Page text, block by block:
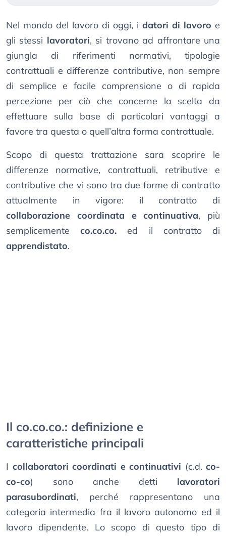
Nel mondo del lavoro di oggi, i datori di lavoro e
gli stessi lavoratori, si trovano ad affrontare una
giungla di riferimenti normativi, tipologie
contrattuali e differenze contributive, non sempre
di semplice e facile comprensione o di rapida
percezione per ciò che concerne la scelta da
effettuare sulla base di particolari vantaggi a
favore tra questa o quell’altra forma contrattuale.
Scopo di questa trattazione sara scoprire le
differenze normative, contrattuali, retributive e
contributive che vi sono tra due forme di contratto
attualmente in vigore: il contratto di
collaborazione coordinata e continuativa, più
semplicementeco.co.co.ed il contratto di
apprendistato.
Il co.co.co.: definizione e
caratteristiche principali
I collaboratori coordinati e continuativi (c.d. co-
co-co) sono anche detti lavoratori
parasubordinati, perché rappresentano una
categoria intermedia fra il lavoro autonomo ed il
lavoro dipendente. Lo scopo di questo tipo di